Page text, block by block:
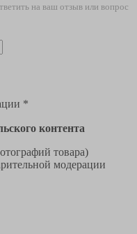
на ваш отзыв или вопрос
*
контента
товара)
модерации